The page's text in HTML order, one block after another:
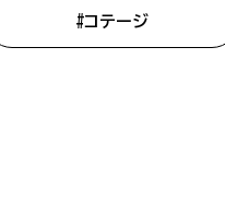
#コテージ